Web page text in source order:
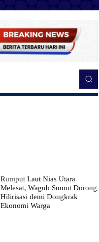
Rumput Laut Nias Utara
Melesat, Wagub Sumut Dorong
Hilirisasi demi Dongkrak
Ekonomi Warga